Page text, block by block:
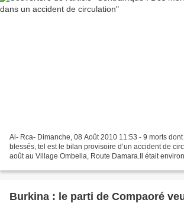
Ai- Rca- Dimanche, 08 Août 2010 11:53 - 9 morts
blessés, tel est le bilan provisoire d’un accident de
août au Village Ombella, Route Damara.Il était
Burkina : le parti de Compaoré